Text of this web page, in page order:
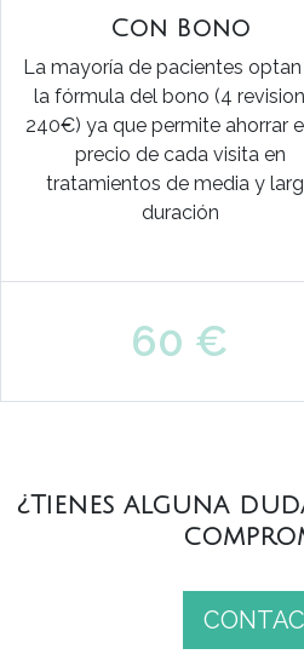
Con Bono
La mayoría de pacientes
la fórmula del bono (4
240€) ya que permite ahorrar
precio de cada visita en
tratamientos de media y
duración
60 €
¿Tienes alguna